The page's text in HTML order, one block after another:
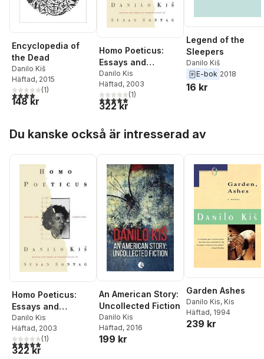
Encyclopedia of
the Dead
Danilo Kiš
Häftad, 2015
4,0utav 5 stjärnor. Totalt antal röster:
(1)
148 kr
Homo Poeticus:
Essays and
Interviews
Danilo Kis
Häftad, 2003
5,0utav 5 stjärnor. Totalt antal röster:
(1)
322 kr
Legend of the
Sleepers
Danilo Kiš
E-bok 2018
16 kr
Du kanske också är intresserad av
Homo Poeticus:
Essays and
Interviews
Danilo Kis
Häftad, 2003
5,0utav 5 stjärnor. Totalt antal röster:
(1)
322 kr
An American Story:
Uncollected Fiction
Danilo Kis
Häftad, 2016
199 kr
Garden Ashes
Danilo Kis, Kis
Häftad, 1994
239 kr